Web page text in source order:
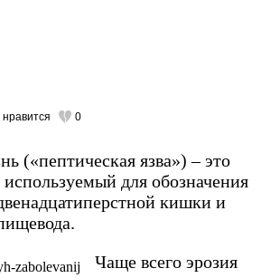
нравится 0
(«пептическая язва») – это
для обозначения
кишки и
Чаще всего эрозия